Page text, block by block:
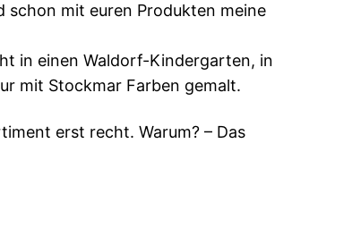
schon mit euren Produkten meine
in einen Waldorf-Kindergarten, in
mit Stockmar Farben gemalt.
erst recht. Warum? – Das